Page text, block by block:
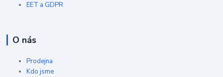
EET a GDPR
O nás
Prodejna
Kdo jsme